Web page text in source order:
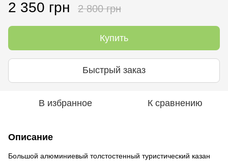
2 350 грн 2 800 грн
Купить
Быстрый заказ
В избранное К сравнению
Описание
Большой алюминиевый толстостенный туристический казан